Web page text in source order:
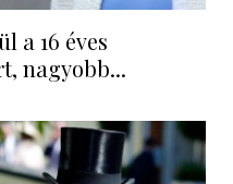
a 16 éves
nagyobb...